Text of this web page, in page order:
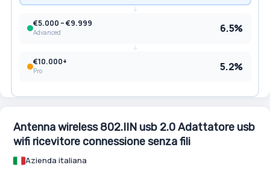
€5.000 – €9.999
Advanced 6.5%
€10.000+
Pro 5.2%
Antenna wireless 802.IIN usb 2.0 Adattatore usb
wifi ricevitore connessione senza fili
Azienda italiana